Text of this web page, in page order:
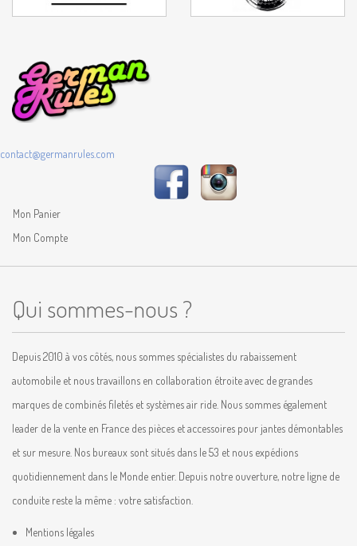
contact@germanrules.com
Mon Panier
Mon Compte
Qui sommes-nous ?
Depuis 2010 à vos côtés, nous sommes spécialistes du rabaissement
automobile et nous travaillons en collaboration étroite avec de grandes
marques de combinés filetés et systèmes air ride. Nous sommes également
leader de la vente en France des pièces et accessoires pour jantes démontables
et sur mesure. Nos bureaux sont situés dans le 53 et nous expédions
quotidiennement dans le Monde entier. Depuis notre ouverture, notre ligne de
conduite reste la même : votre satisfaction.
Mentions légales